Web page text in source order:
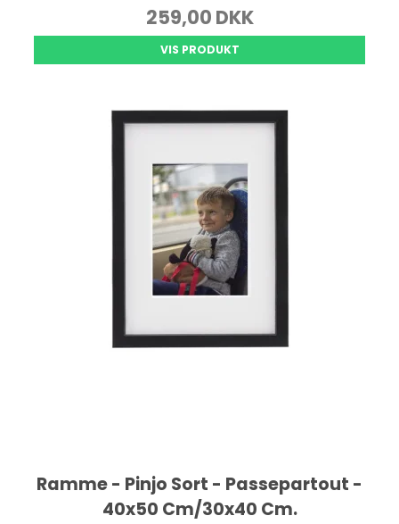
259,00 DKK
VIS PRODUKT
Ramme - Pinjo Sort - Passepartout -
40x50 Cm/30x40 Cm.